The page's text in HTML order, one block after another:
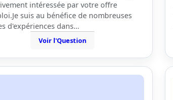
intéressée par votre offre
suis au bénéfice de nombreuses
d'expériences dans…
Voir l'Question